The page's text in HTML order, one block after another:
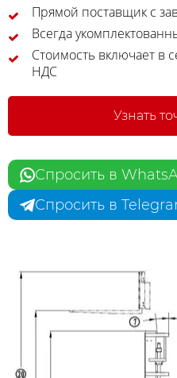
Прямой поставщик с
Всегда
Стоимость включает в
НДС
Узнать
Спросить в
Спросить в